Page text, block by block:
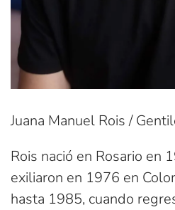
Juana Manuel Rois /
Rois nació en Rosario en
exiliaron en 1976 en
hasta 1985, cuando